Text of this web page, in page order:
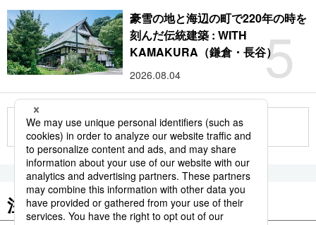
5
豪雪の地と海辺の町で220年の時を
刻んだ伝統建築 : WITH
KAMAKURA（鎌倉・長谷）
2026.08.04
もっと見る
注目のキーワード